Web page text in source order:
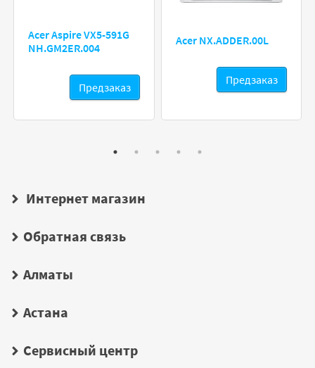
Acer Aspire VX5-591G
NH.GM2ER.004
Предзаказ
Acer NX.ADDER.00L
Предзаказ
Интернет магазин
Обратная связь
Алматы
Астана
Сервисный центр